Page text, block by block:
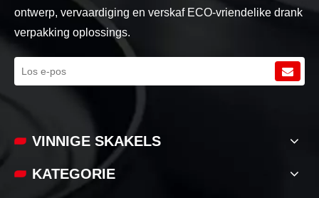
ontwerp, vervaardiging en verskaf ECO-vriendelike drank
verpakking oplossings.
VINNIGE SKAKELS
KATEGORIE